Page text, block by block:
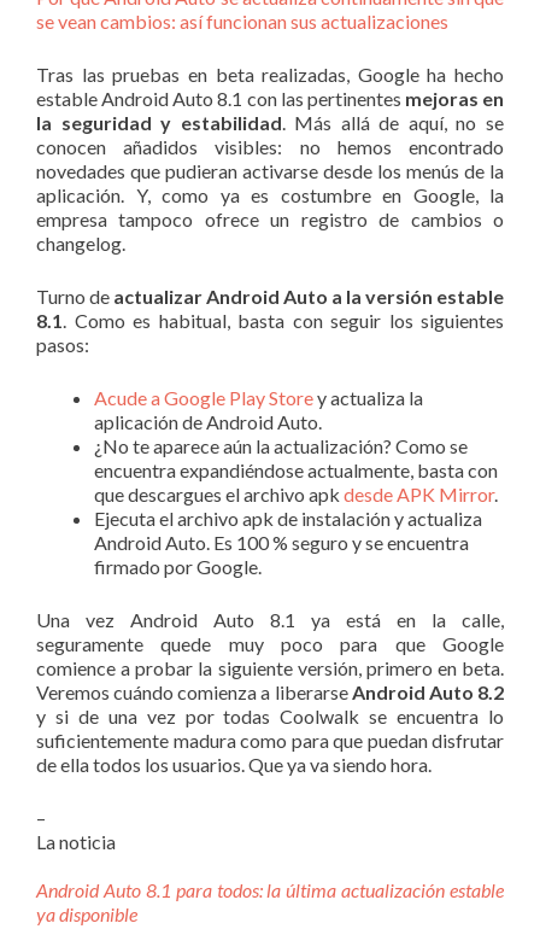
se vean cambios: así funcionan sus actualizaciones
Tras las pruebas en beta realizadas, Google ha hecho
estable Android Auto 8.1 con las pertinentes mejoras en
la seguridad y estabilidad . Más allá de aquí, no se
conocen añadidos visibles: no hemos encontrado
novedades que pudieran activarse desde los menús de la
aplicación. Y, como ya es costumbre en Google, la
empresa tampoco ofrece un registro de cambios o
changelog.
Turno de actualizar Android Auto a la versión estable
8.1
. Como es habitual, basta con seguir los siguientes
pasos:
Acude a Google Play Storey actualiza la
aplicación de Android Auto.
¿No te aparece aún la actualización? Como se
encuentra expandiéndose actualmente, basta con
que descargues el archivo apk desde APK Mirror.
Ejecuta el archivo apk de instalación y actualiza
Android Auto. Es 100 % seguro y se encuentra
firmado por Google.
Una vez Android Auto 8.1 ya está en la calle,
seguramente quede muy poco para que Google
comience a probar la siguiente versión, primero en beta.
Veremos cuándo comienza a liberarse Android Auto 8.2
y si de una vez por todas Coolwalk se encuentra lo
suficientemente madura como para que puedan disfrutar
de ella todos los usuarios. Que ya va siendo hora.
–
La noticia
Android Auto 8.1 para todos: la última actualización estable
ya disponible